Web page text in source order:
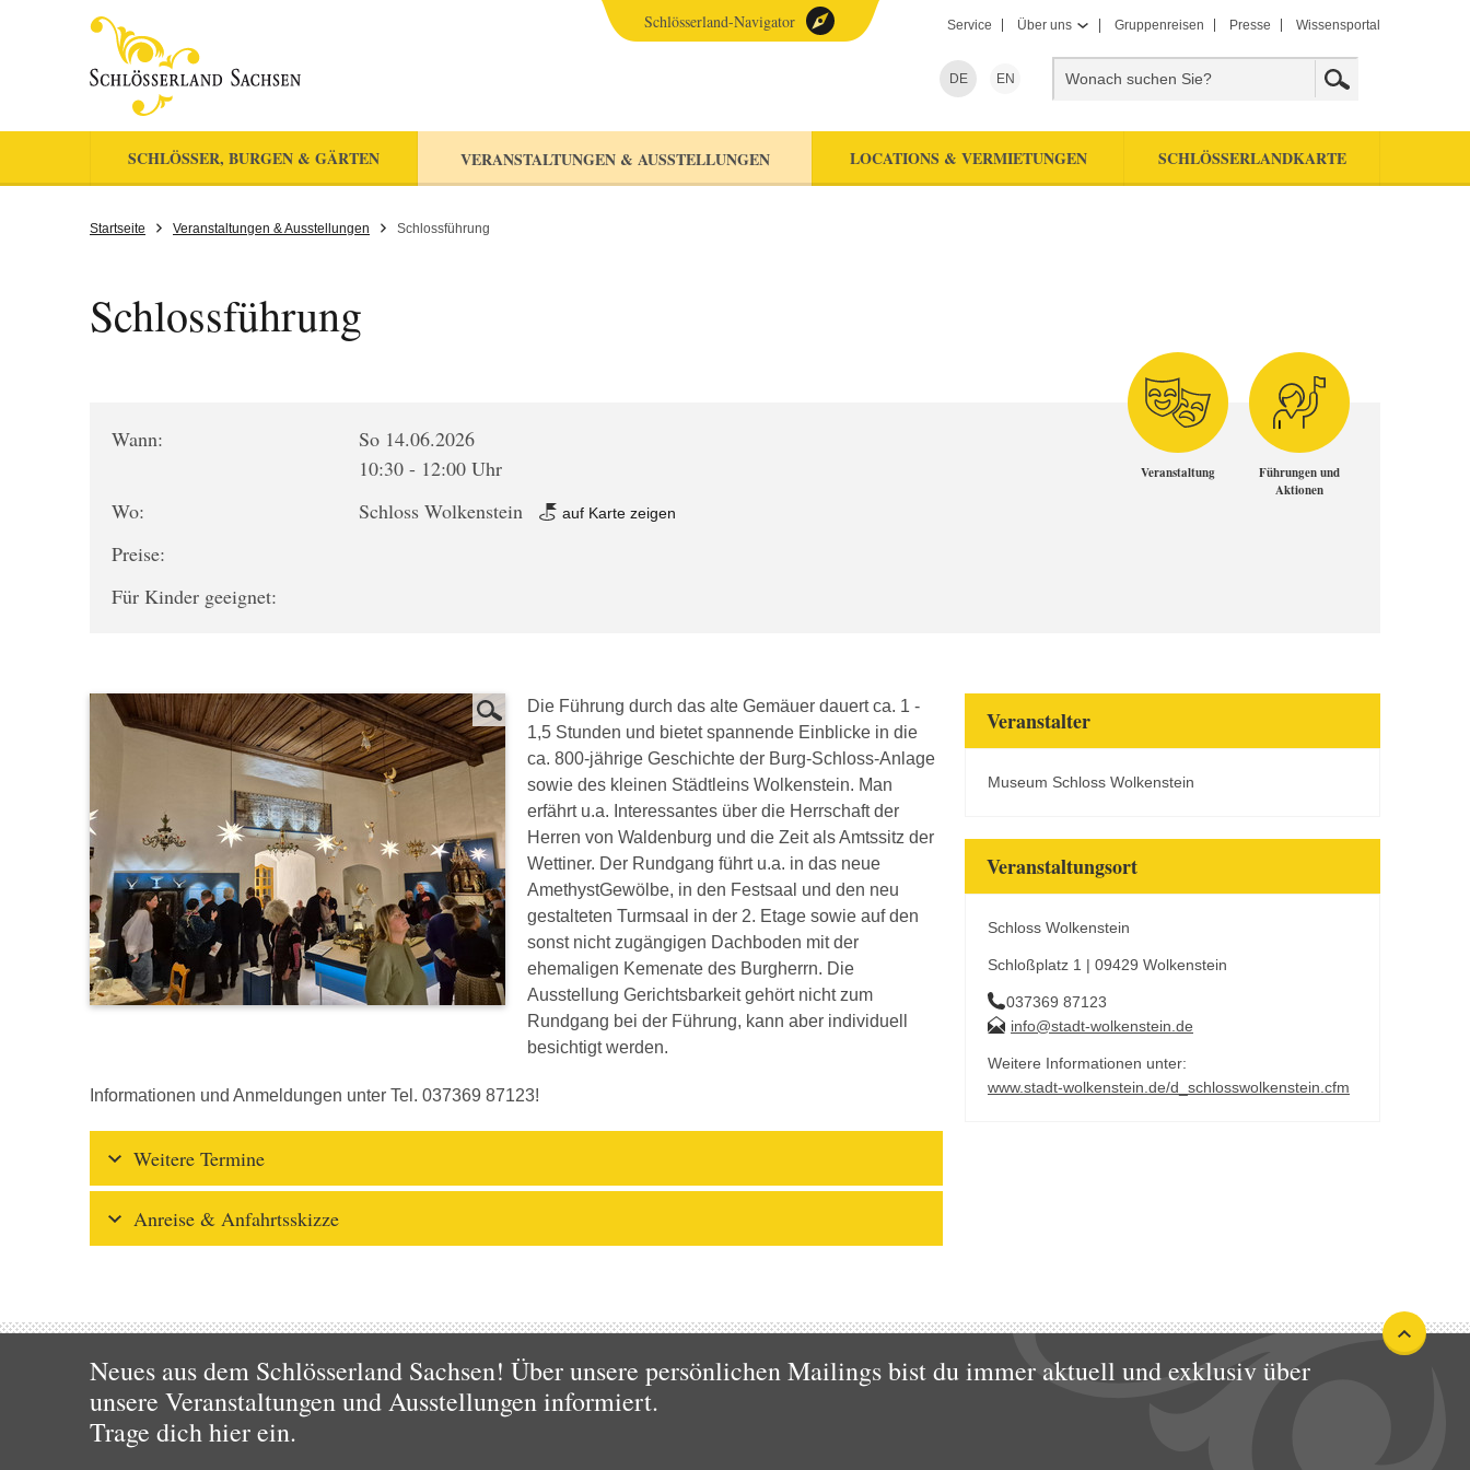
Service Über uns Gruppenreisen Presse Wissensportal
DE EN
SCHLÖSSER, BURGEN & GÄRTEN VERANSTALTUNGEN & AUSSTELLUNGEN LOCATIONS & VERMIETUNGEN SCHLÖSSERLANDKARTE
Schlösserland-Navigator
Startseite Veranstaltungen & Ausstellungen Schlossführung
Schlossführung
Wann:
So 14.06.2026
10:30 - 12:00 Uhr
Wo:
Schloss Wolkenstein auf Karte zeigen
Preise:
Für Kinder geeignet:
Veranstaltung
Führungen und
Aktionen
Die Führung durch das alte Gemäuer dauert ca. 1 -
1,5 Stunden und bietet spannende Einblicke in die
ca. 800-jährige Geschichte der Burg-Schloss-Anlage
sowie des kleinen Städtleins Wolkenstein. Man
erfährt u.a. Interessantes über die Herrschaft der
Herren von Waldenburg und die Zeit als Amtssitz der
Wettiner. Der Rundgang führt u.a. in das neue
AmethystGewölbe, in den Festsaal und den neu
gestalteten Turmsaal in der 2. Etage sowie auf den
sonst nicht zugängigen Dachboden mit der
ehemaligen Kemenate des Burgherrn. Die
Ausstellung Gerichtsbarkeit gehört nicht zum
Rundgang bei der Führung, kann aber individuell
besichtigt werden.
Informationen und Anmeldungen unter Tel. 037369 87123!
Weitere Termine
Anreise & Anfahrtsskizze
Veranstalter
Museum Schloss Wolkenstein
Veranstaltungsort
Schloss Wolkenstein
Schloßplatz 1 | 09429 Wolkenstein
037369 87123
info@stadt-wolkenstein.de
Weitere Informationen unter:
www.stadt-wolkenstein.de/d_schlosswolkenstein.cfm
Neues aus dem Schlösserland Sachsen! Über unsere persönlichen Mailings bist du immer aktuell und exklusiv über
unsere Veranstaltungen und Ausstellungen informiert.
Trage dich hier ein.